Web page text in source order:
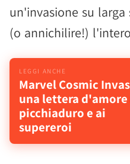
un'invasione su
(o annichilire!)
Marvel Cosmic
una lettera d'amore
picchiaduro e ai
supereroi